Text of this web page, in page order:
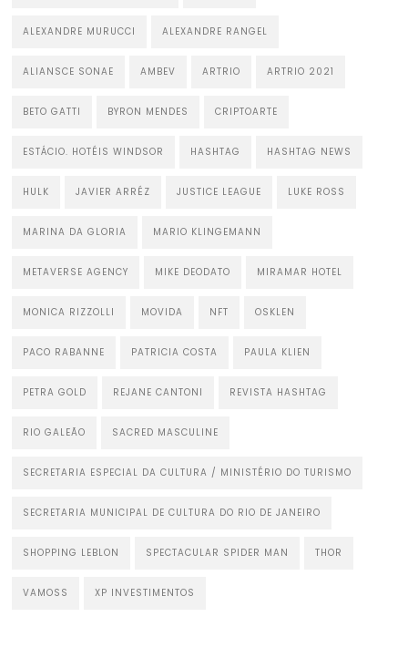
ALEXANDRE MURUCCI ALEXANDRE RANGEL
ALIANSCE SONAE AMBEV ARTRIO ARTRIO 2021
BETO GATTI BYRON MENDES CRIPTOARTE
ESTÁCIO. HOTÉIS WINDSOR HASHTAG HASHTAG NEWS
HULK JAVIER ARRÉZ JUSTICE LEAGUE LUKE ROSS
MARINA DA GLORIA MARIO KLINGEMANN
METAVERSE AGENCY MIKE DEODATO MIRAMAR HOTEL
MONICA RIZZOLLI MOVIDA NFT OSKLEN
PACO RABANNE PATRICIA COSTA PAULA KLIEN
PETRA GOLD REJANE CANTONI REVISTA HASHTAG
RIO GALEÃO SACRED MASCULINE
SECRETARIA ESPECIAL DA CULTURA / MINISTÉRIO DO TURISMO
SECRETARIA MUNICIPAL DE CULTURA DO RIO DE JANEIRO
SHOPPING LEBLON SPECTACULAR SPIDER MAN THOR
VAMOSS XP INVESTIMENTOS